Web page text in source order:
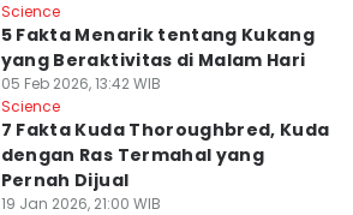
Science
5 Fakta Menarik tentang Kukang
yang Beraktivitas di Malam Hari
05 Feb 2026, 13:42 WIB
Science
7 Fakta Kuda Thoroughbred, Kuda
dengan Ras Termahal yang
Pernah Dijual
19 Jan 2026, 21:00 WIB